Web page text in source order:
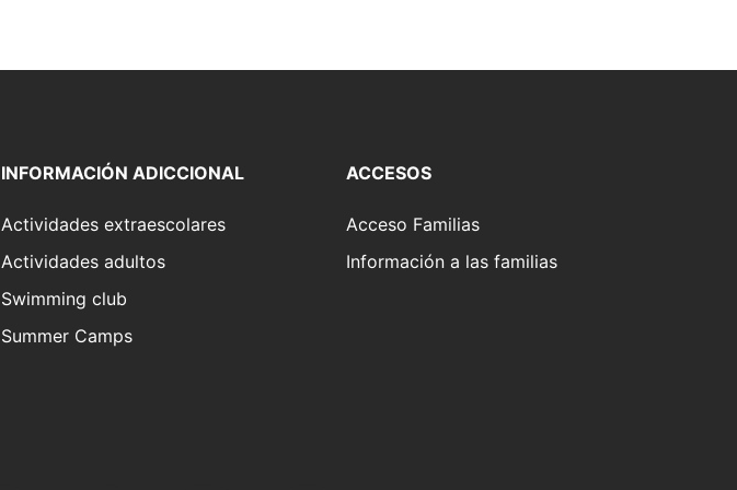
INFORMACIÓN ADICCIONAL
Actividades extraescolares
Actividades adultos
Swimming club
Summer Camps
ACCESOS
Acceso Familias
Información a las familias